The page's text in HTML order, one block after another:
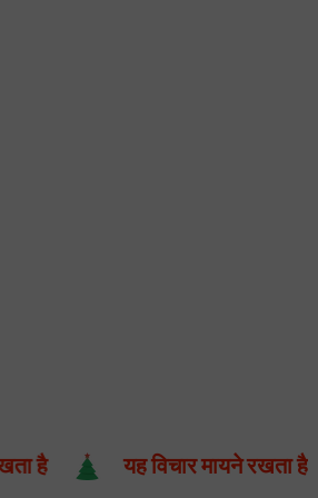
यह विचार मायने रखता है